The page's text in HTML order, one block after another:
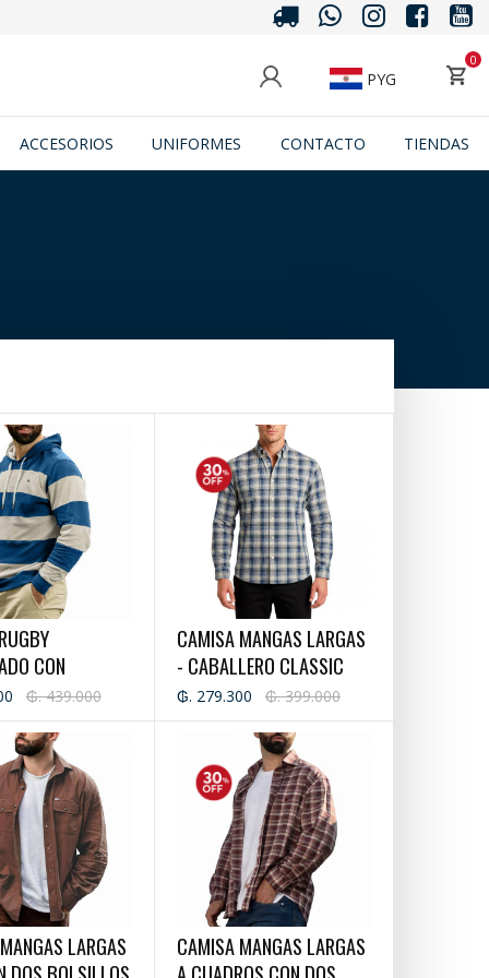
PYG
0
ACCESORIOS UNIFORMES CONTACTO TIENDAS
CON
- URBAN MODE
₲. 439.000
CAMISA MANGAS LARGAS
- CABALLERO CLASSIC
₲. 279.300 ₲. 399.000
LARGAS
CAMISA MANGAS LARGAS